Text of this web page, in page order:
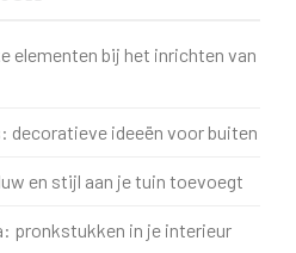
elementen bij het inrichten van
ideeën voor buiten
en stijl aan je tuin toevoegt
pronkstukken in je interieur